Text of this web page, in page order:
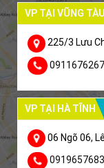
VP TẠI VŨNG TÀU
225/3 Lưu
0911676267
VP TẠI HÀ TĨNH
06 Ngõ 06,
0919657683